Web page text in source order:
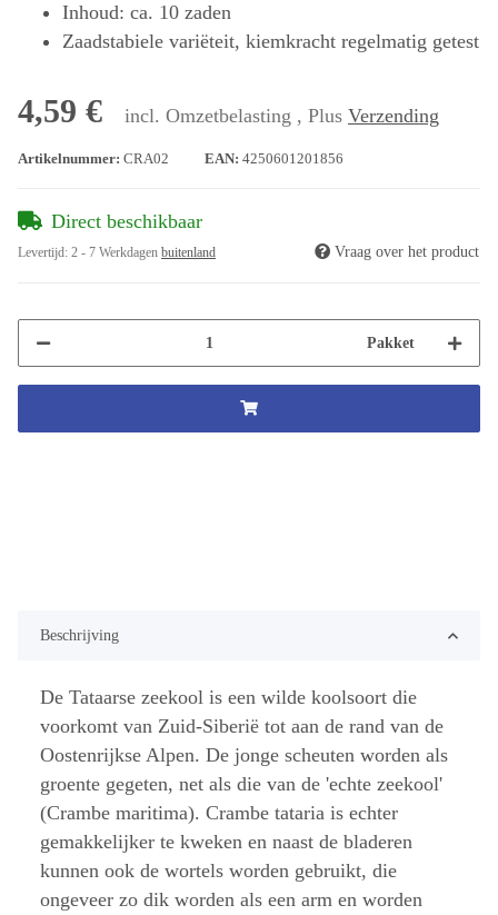
Inhoud: ca. 10 zaden
Zaadstabiele variëteit, kiemkracht regelmatig getest
4,59 € incl. Omzetbelasting , Plus Verzending
Artikelnummer: CRA02 EAN: 4250601201856
Direct beschikbaar
Levertijd: 2 - 7 Werkdagen buitenland Vraag over het product
Pakket
Beschrijving
De Tataarse zeekool is een wilde koolsoort die
voorkomt van Zuid-Siberië tot aan de rand van de
Oostenrijkse Alpen. De jonge scheuten worden als
groente gegeten, net als die van de 'echte zeekool'
(Crambe maritima). Crambe tataria is echter
gemakkelijker te kweken en naast de bladeren
kunnen ook de wortels worden gebruikt, die
ongeveer zo dik worden als een arm en worden